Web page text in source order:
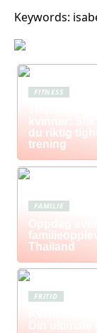
Keywords:
FITNESS
kvinner: Slik
du riktig
trening
FAMILIE
Oppdag
Thailand
FRITID
Din ultimate